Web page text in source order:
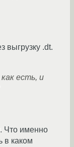
выгрузку .dt.
есть, и
Что именно
в каком